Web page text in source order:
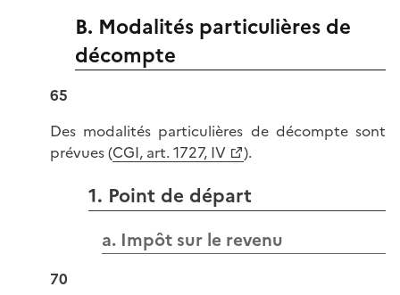
B. Modalités particulières de
décompte
65
Des modalités particulières de décompte sont
prévues (CGI, art. 1727, IV ).
1. Point de départ
a. Impôt sur le revenu
70